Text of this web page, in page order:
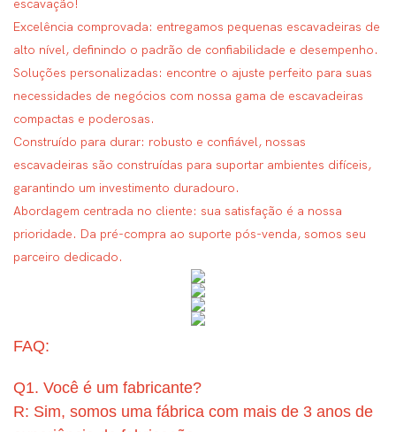
escavação!
Excelência comprovada: entregamos pequenas escavadeiras de
alto nível, definindo o padrão de confiabilidade e desempenho.
Soluções personalizadas: encontre o ajuste perfeito para suas
necessidades de negócios com nossa gama de escavadeiras
compactas e poderosas.
Construído para durar: robusto e confiável, nossas
escavadeiras são construídas para suportar ambientes difíceis,
garantindo um investimento duradouro.
Abordagem centrada no cliente: sua satisfação é a nossa
prioridade. Da pré-compra ao suporte pós-venda, somos seu
parceiro dedicado.
FAQ:
Q1. Você é um fabricante?
R: Sim, somos uma fábrica com mais de 3 anos de